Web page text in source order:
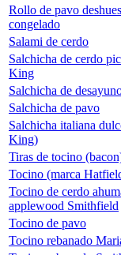
Rollo de pavo
congelado
Salami de cerdo
Salchicha de cerdo
King
Salchicha de
Salchicha de pavo
Salchicha italiana
King)
Tiras de tocino
Tocino (marca
Tocino de cerdo
applewood Smithfield
Tocino de pavo
Tocino rebanado